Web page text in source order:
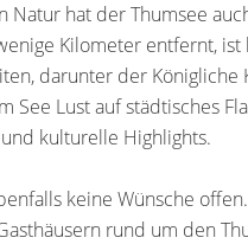
hat der Thumsee
Kilometer entfernt,
darunter der Königliche
See Lust auf städtisches
kulturelle Highlights.
keine Wünsche
rund um den